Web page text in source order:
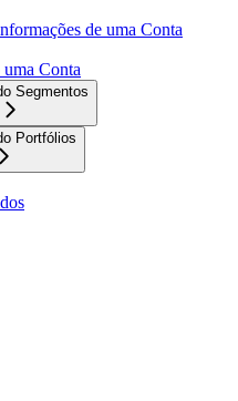
de uma Conta
Conta
Segmentos
Portfólios